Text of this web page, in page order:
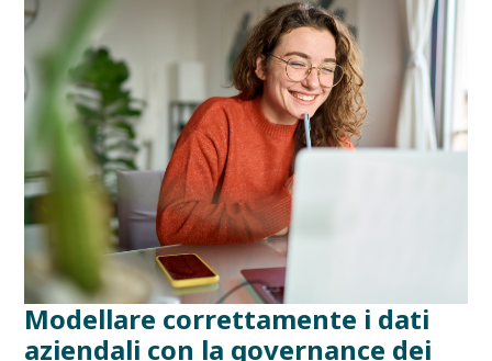
Modellare correttamente i dati
aziendali con la governance dei